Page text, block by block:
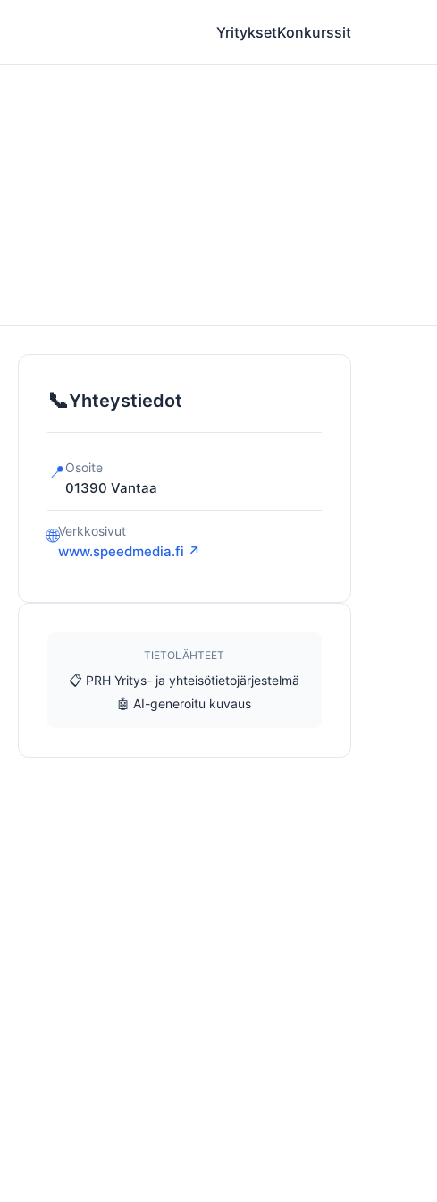
YrityksetKonkurssit
📞Yhteystiedot
📍Osoite
01390 Vantaa
🌐Verkkosivut
www.speedmedia.fi ↗
TIETOLÄHTEET
📋 PRH Yritys- ja yhteisötietojärjestelmä
🤖 AI-generoitu kuvaus